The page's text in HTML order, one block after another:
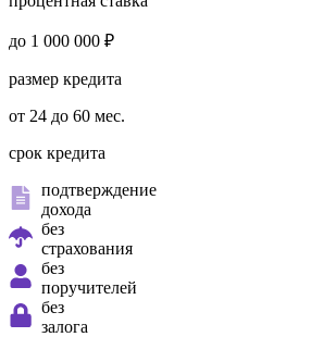
до 1 000 000 ₽
размер кредита
от 24 до 60 мес.
срок кредита
подтверждение
дохода
без
страхования
без
поручителей
без
залога